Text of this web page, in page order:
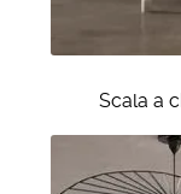
Scala a